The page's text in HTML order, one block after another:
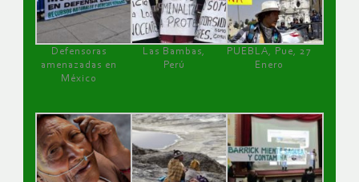
Defensoras
amenazadas en
México
Las Bambas,
Perú
PUEBLA, Pue, 27
Enero